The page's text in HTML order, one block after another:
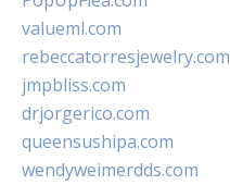
valueml.com
rebeccatorresjewelry.com
jmpbliss.com
drjorgerico.com
queensushipa.com
wendyweimerdds.com